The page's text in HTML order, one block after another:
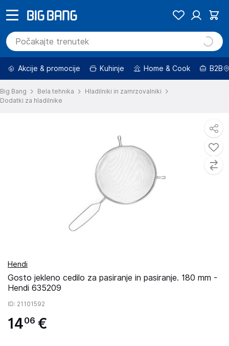
Akcije & promocije Kuhinje Home & Cook B2B
Big Bang Bela tehnika
Hladilniki in zamrzovalniki
Dodatki za hladilnike
Hendi
Gosto jekleno cedilo za pasiranje in pasiranje. 180 mm -
Hendi 635209
ID: 21101592
1406 €